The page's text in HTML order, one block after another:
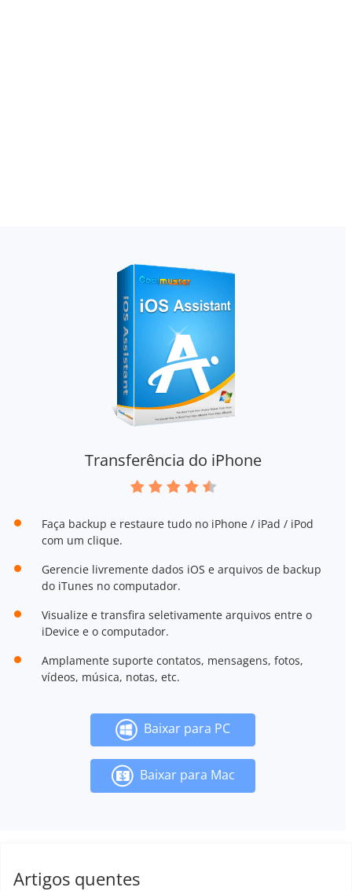
Transferência do iPhone
Faça backup e restaure tudo no iPhone / iPad / iPod
com um clique.
Gerencie livremente dados iOS e arquivos de backup
do iTunes no computador.
Visualize e transfira seletivamente arquivos entre o
iDevice e o computador.
Amplamente suporte contatos, mensagens, fotos,
vídeos, música, notas, etc.
Baixar para PC
Baixar para Mac
Artigos quentes